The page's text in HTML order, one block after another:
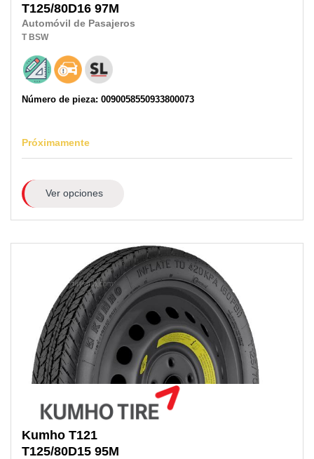
T125/80D16 97M
Automóvil de Pasajeros
T BSW
Número de pieza: 0090058550933800073
Próximamente
Ver opciones
Kumho T121
T125/80D15 95M